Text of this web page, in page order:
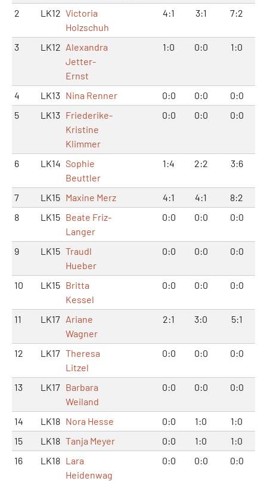
2 LK12 Victoria
Holzschuh
4:1 3:1 7:2
3 LK12 Alexandra
Jetter-
Ernst
1:0 0:0 1:0
4 LK13 Nina Renner 0:0 0:0
0:0
5
LK13 Friederike-
Kristine
Klimmer
0:0 0:0 0:0
6 LK14 Sophie
Beuttler
1:4 2:2 3:6
7 LK15 Maxine Merz 4:1 4:1
8:2
8
LK15 Beate Friz-
Langer
0:0 0:0 0:0
9 LK15 Traudl
Hueber
0:0 0:0 0:0
10 LK15 Britta
Kessel
0:0 0:0 0:0
11 LK17 Ariane
Wagner
2:1 3:0 5:1
12 LK17 Theresa
Litzel
0:0 0:0 0:0
13 LK17 Barbara
Weiland
0:0 0:0 0:0
14 LK18 Nora Hesse 0:0 1:0
1:0
15
LK18 Tanja Meyer 0:0 1:0
1:0
16
LK18 Lara
Heidenwag
0:0 0:0 0:0